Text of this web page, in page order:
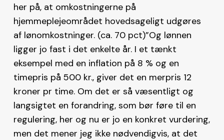
her på, at omkostningerne på
hjemmeplejeområdet hovedsageligt udgøres
af lønomkostninger. (ca. 70 pct)”Og lønnen
ligger jo fast i det enkelte år. I et tænkt
eksempel med en inflation på 8 % og en
timepris på 500 kr., giver det en merpris 12
kroner pr time. Om det er så væsentligt og
langsigtet en forandring, som bør føre til en
regulering, her og nu er jo en konkret vurdering,
men det mener jeg ikke nødvendigvis, at det